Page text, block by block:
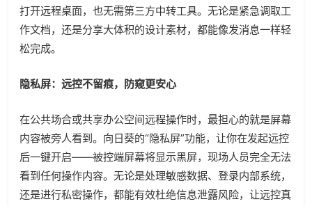
打开远程桌面，也无需第三方中转工具。无论是紧急调取工
作文档，还是分享大体积的设计素材，都能像发消息一样轻
松完成。
隐私屏：远控不留痕，防窥更安心
在公共场合或共享办公空间远程操作时，最担心的就是屏幕
内容被旁人看到。向日葵的“隐私屏”功能，让你在发起远控
后一键开启——被控端屏幕将显示黑屏，现场人员完全无法
看到任何操作内容。无论是处理敏感数据、登录内部系统，
还是进行私密操作，都能有效杜绝信息泄露风险，让远控真